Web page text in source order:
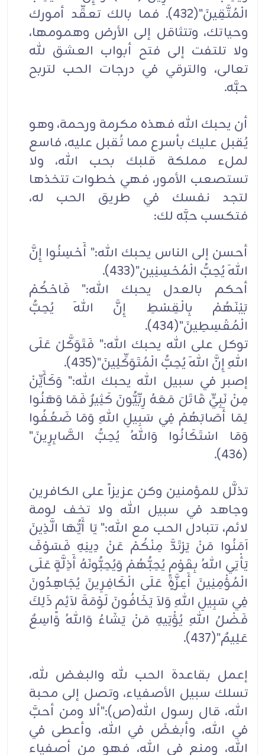
الْمُتَّقِينَ"(432). فما بالك تعقِّد أمورك
وحياتك، وتتثاقل إلى الأرض وهمومها،
ولا تلتفت إلى فتح أبواب العشق لله
تعالى، والترقي في درجات الحب لتربح
حبَّه.
أن يحبك الله فهذه مكرمة ورحمة، وهو
يُقبل عليك بأسرع مما تُقبل عليه، فاسع
لملء مملكة قلبك بحب الله، ولا
تستصعب الأمور، فهي خطوات تتخذها
لتجد نفسك في طريق الحب له،
فتكسب حبَّه لك:
أحسن إلى الناس يحبك الله:" أَحْسِنُوا إِنَّ
اللهَ يُحِبُّ الْمُحْسِنِين"(433).
أحكم بالعدل يحبك الله:" فَاحْكُمْ
بَيْنَهُمْ بِالْقِسْطِ إِنَّ اللهَ يُحِبُّ
الْمُقْسِطِينَ"(434).
توكل على الله يحبك الله:" فَتَوَكَّلْ عَلَى
اللهِ إِنَّ اللهَ يُحِبُّ الْمُتَوَكِّلِينَ"(435).
إصبر في سبيل الله يحبك الله:" وَكَأَيِّنْ
مِنْ نَبِيٍّ قَاتَلَ مَعَهُ رِبِّيُّونَ كَثِيرٌ فَمَا وَهَنُوا
لِمَا أَصَابَهُمْ فِي سَبِيلِ اللهِ وَمَا ضَعُفُوا
وَمَا اسْتَكَانُوا وَاللهُ يُحِبُّ الصَّابِرِينَ"
(436).
تذلَّل للمؤمنين وكن عزيزاً على الكافرين
وجاهد في سبيل الله ولا تخف لومة
لائم، تتبادل الحب مع الله:" يَا أَيُّهَا الَّذِينَ
آمَنُوا مَنْ يَرْتَدَّ مِنْكُمْ عَنْ دِينِهِ فَسَوْفَ
يَأْتِي اللهُ بِقَوْمٍ يُحِبُّهُمْ وَيُحِبُّونَهُ أَذِلَّةٍ عَلَى
الْمُؤْمِنِينَ أَعِزَّةٍ عَلَى الْكَافِرِينَ يُجَاهِدُونَ
فِي سَبِيلِ اللهِ وَلاَ يَخَافُونَ لَوْمَةَ لاَئِمٍ ذَلِكَ
فَضْلُ اللهِ يُؤْتِيهِ مَنْ يَشَاءُ وَاللهُ وَاسِعٌ
عَلِيمٌ"(437).
إعمل بقاعدة الحب لله والبغض لله،
تسلك سبيل الأصفياء، وتصل إلى محبة
الله، قال رسول الله(ص):"ألا ومن أحبَّ
في الله، وأبغضَ في الله، وأعطى في
الله، ومنع في الله، فهو من أصفياء